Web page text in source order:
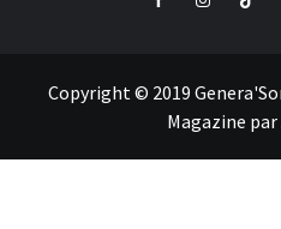
Copyright © 2019
Magazine par